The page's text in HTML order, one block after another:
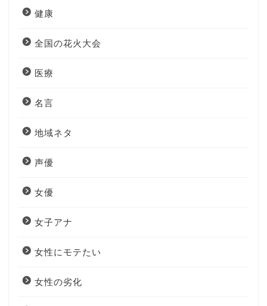
健康
全国の花火大会
医療
名言
地域ネタ
声優
女優
女子アナ
女性にモテたい
女性の劣化